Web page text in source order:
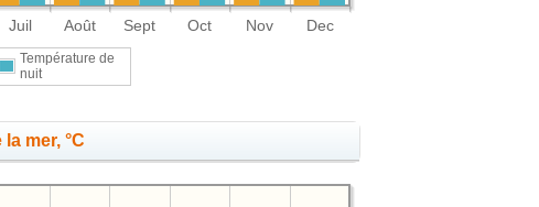
Juil Août Sept Oct Nov Dec
Température de
nuit
mer, °C